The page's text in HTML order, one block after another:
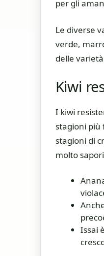
per gli
Le diverse
verde,
delle
Kiwi
I kiwi
stagioni più
stagioni di
molto
Issai